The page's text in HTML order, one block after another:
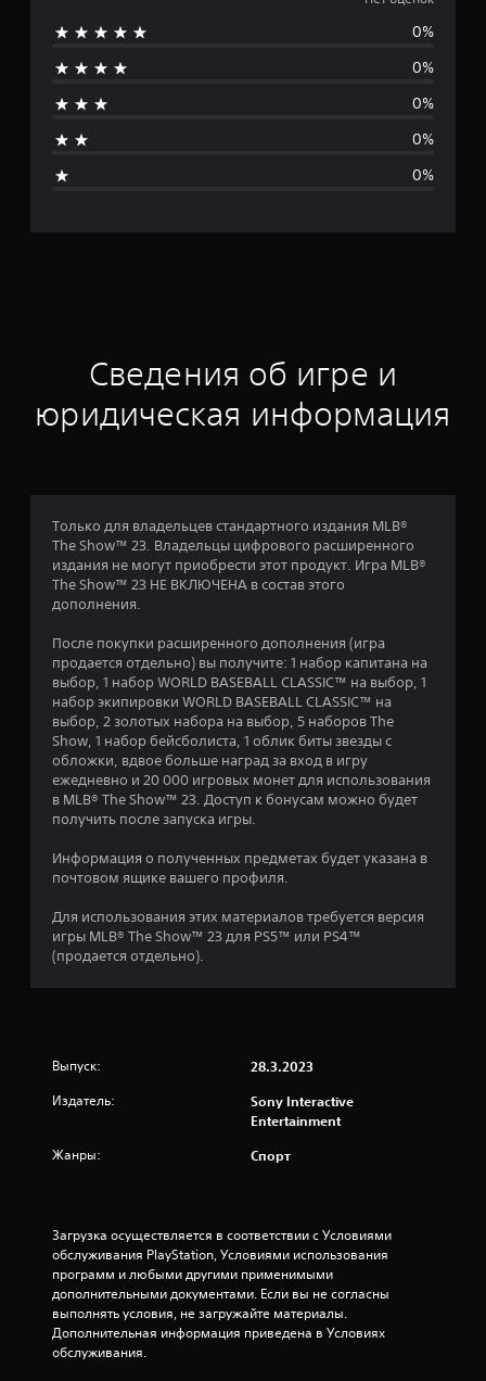
о
е
о
0%
0%
0%
0%
0%
Сведения об игре и
юридическая информация
Только для владельцев стандартного издания MLB®
The Show™ 23. Владельцы цифрового расширенного
издания не могут приобрести этот продукт. Игра MLB®
The Show™ 23 НЕ ВКЛЮЧЕНА в состав этого
дополнения.
После покупки расширенного дополнения (игра
продается отдельно) вы получите: 1 набор капитана на
выбор, 1 набор WORLD BASEBALL CLASSIC™ на выбор, 1
набор экипировки WORLD BASEBALL CLASSIC™ на
выбор, 2 золотых набора на выбор, 5 наборов The
Show, 1 набор бейсболиста, 1 облик биты звезды с
обложки, вдвое больше наград за вход в игру
ежедневно и 20 000 игровых монет для использования
в MLB® The Show™ 23. Доступ к бонусам можно будет
получить после запуска игры.
Информация о полученных предметах будет указана в
почтовом ящике вашего профиля.
Для использования этих материалов требуется версия
игры MLB® The Show™ 23 для PS5™ или PS4™
(продается отдельно).
Выпуск: 28.3.2023
Издатель:
Sony Interactive
Entertainment
Жанры: Спорт
Загрузка осуществляется в соответствии с Условиями
обслуживания PlayStation, Условиями использования
программ и любыми другими применимыми
дополнительными документами. Если вы не согласны
выполнять условия, не загружайте материалы.
Дополнительная информация приведена в Условиях
обслуживания.